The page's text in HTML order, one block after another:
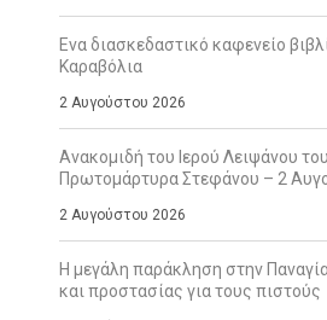
Ενα διασκεδαστικό καφενείο
Καραβόλια
2 Αυγούστου 2026
Ανακομιδή του Ιερού Λειψάνου
Πρωτομάρτυρα Στεφάνου – 2
2 Αυγούστου 2026
Η μεγάλη παράκληση στην
και προστασίας για τους πιστούς